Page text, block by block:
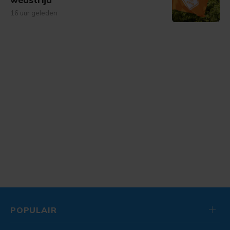
16 uur geleden
POPULAIR